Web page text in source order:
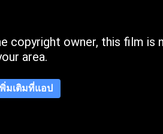
copyright owner, this film is
area.
มเติมที่แอป